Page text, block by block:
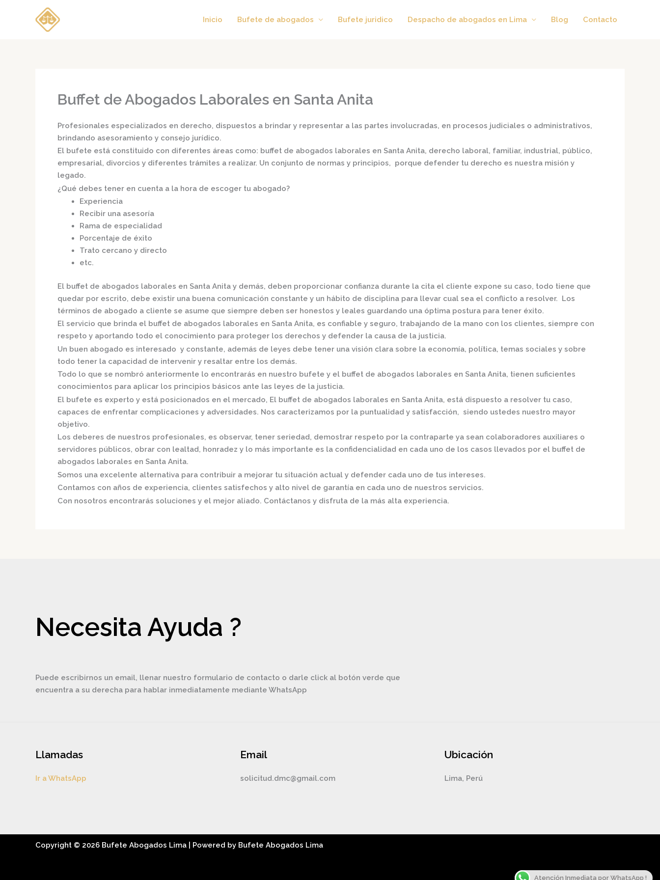
Inicio Bufete de abogados Bufete juridico Despacho de abogados en Lima Blog Contacto
Buffet de Abogados Laborales en Santa Anita
Profesionales especializados en derecho, dispuestos a brindar y representar a las partes involucradas, en procesos judiciales o administrativos,
brindando asesoramiento y consejo jurídico.
El bufete está constituido con diferentes áreas como: buffet de abogados laborales en Santa Anita, derecho laboral, familiar, industrial, público,
empresarial, divorcios y diferentes trámites a realizar. Un conjunto de normas y principios, porque defender tu derecho es nuestra misión y
legado.
¿Qué debes tener en cuenta a la hora de escoger tu abogado?
Experiencia
Recibir una asesoría
Rama de especialidad
Porcentaje de éxito
Trato cercano y directo
etc.
El buffet de abogados laborales en Santa Anita y demás, deben proporcionar confianza durante la cita el cliente expone su caso, todo tiene que
quedar por escrito, debe existir una buena comunicación constante y un hábito de disciplina para llevar cual sea el conflicto a resolver. Los
términos de abogado a cliente se asume que siempre deben ser honestos y leales guardando una óptima postura para tener éxito.
El servicio que brinda el buffet de abogados laborales en Santa Anita, es confiable y seguro, trabajando de la mano con los clientes, siempre con
respeto y aportando todo el conocimiento para proteger los derechos y defender la causa de la justicia.
Un buen abogado es interesado y constante, además de leyes debe tener una visión clara sobre la economía, política, temas sociales y sobre
todo tener la capacidad de intervenir y resaltar entre los demás.
Todo lo que se nombró anteriormente lo encontrarás en nuestro bufete y el buffet de abogados laborales en Santa Anita, tienen suficientes
conocimientos para aplicar los principios básicos ante las leyes de la justicia.
El bufete es experto y está posicionados en el mercado, El buffet de abogados laborales en Santa Anita, está dispuesto a resolver tu caso,
capaces de enfrentar complicaciones y adversidades. Nos caracterizamos por la puntualidad y satisfacción, siendo ustedes nuestro mayor
objetivo.
Los deberes de nuestros profesionales, es observar, tener seriedad, demostrar respeto por la contraparte ya sean colaboradores auxiliares o
servidores públicos, obrar con lealtad, honradez y lo más importante es la confidencialidad en cada uno de los casos llevados por el buffet de
abogados laborales en Santa Anita.
Somos una excelente alternativa para contribuir a mejorar tu situación actual y defender cada uno de tus intereses.
Contamos con años de experiencia, clientes satisfechos y alto nivel de garantía en cada uno de nuestros servicios.
Con nosotros encontrarás soluciones y el mejor aliado. Contáctanos y disfruta de la más alta experiencia.
Necesita Ayuda ?
Puede escribirnos un email, llenar nuestro formulario de contacto o darle click al botón verde que
encuentra a su derecha para hablar inmediatamente mediante WhatsApp
Llamadas
Ir a WhatsApp
Email
solicitud.dmc@gmail.com
Ubicación
Lima, Perú
Copyright © 2026 Bufete Abogados Lima | Powered by Bufete Abogados Lima
Atención Inmediata por WhatsApp !